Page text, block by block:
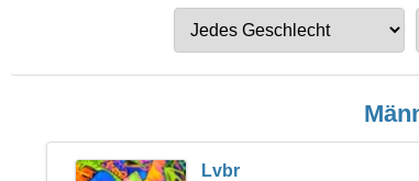
Lvbr